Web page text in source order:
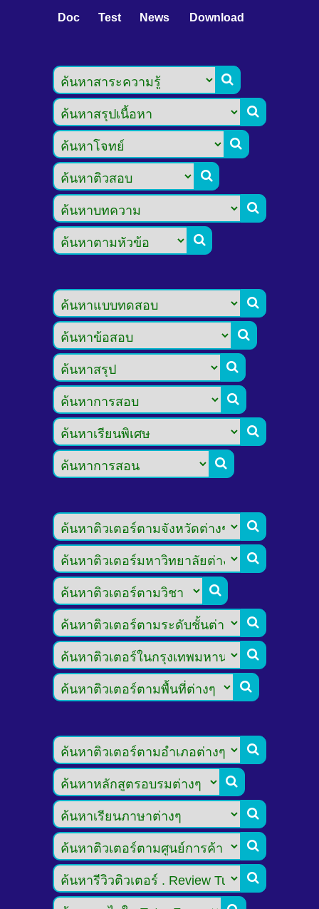
Doc Test News Download






















